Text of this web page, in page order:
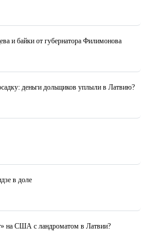
и байки от губернатора Филимонова
деньги дольщиков уплыли в Латвию?
в доле
на США с ландроматом в Латвии?